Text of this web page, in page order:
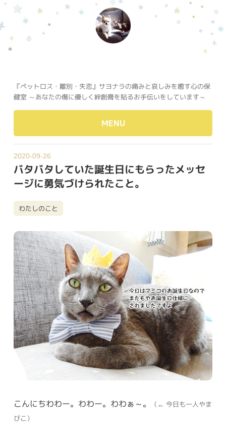
『ペットロス・離別・失恋』サヨナラの痛みと哀しみを癒す心の保
健室 ～あなたの傷に優しく絆創膏を貼るお手伝いをしています～
MENU
2020-09-26
バタバタしていた誕生日にもらったメッセ
ージに勇気づけられたこと。
わたしのこと
こんにちわわー。わわー。わわぁ～。
（← 今日も一人やま
びこ）